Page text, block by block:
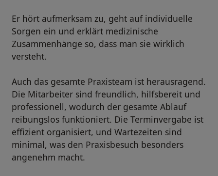
Er hört aufmerksam zu, geht auf individuelle
Sorgen ein und erklärt medizinische
Zusammenhänge so, dass man sie wirklich
versteht.
Auch das gesamte Praxisteam ist herausragend.
Die Mitarbeiter sind freundlich, hilfsbereit und
professionell, wodurch der gesamte Ablauf
reibungslos funktioniert. Die Terminvergabe ist
effizient organisiert, und Wartezeiten sind
minimal, was den Praxisbesuch besonders
angenehm macht.